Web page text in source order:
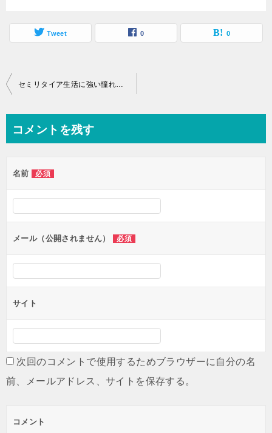
Tweet 0 0
投
ビ
ー
シ
ン
セミリタイア生活に強い憧れをもっている36歳フリーター
コメントを残す
名前 必須
メール（公開されません） 必須
サイト
次回のコメントで使用するためブラウザーに自分の名
前、メールアドレス、サイトを保存する。
コメント